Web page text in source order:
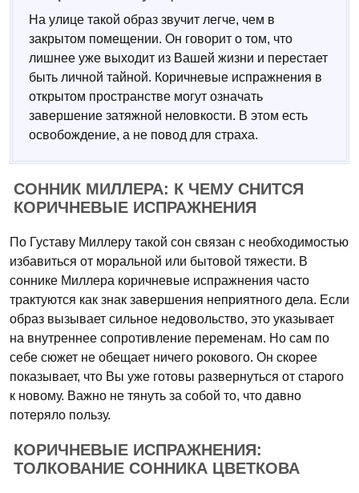
На улице такой образ звучит легче, чем в
закрытом помещении. Он говорит о том, что
лишнее уже выходит из Вашей жизни и перестает
быть личной тайной. Коричневые испражнения в
открытом пространстве могут означать
завершение затяжной неловкости. В этом есть
освобождение, а не повод для страха.
СОННИК МИЛЛЕРА: К ЧЕМУ СНИТСЯ
КОРИЧНЕВЫЕ ИСПРАЖНЕНИЯ
По Густаву Миллеру такой сон связан с необходимостью
избавиться от моральной или бытовой тяжести. В
соннике Миллера коричневые испражнения часто
трактуются как знак завершения неприятного дела. Если
образ вызывает сильное недовольство, это указывает
на внутреннее сопротивление переменам. Но сам по
себе сюжет не обещает ничего рокового. Он скорее
показывает, что Вы уже готовы развернуться от старого
к новому. Важно не тянуть за собой то, что давно
потеряло пользу.
КОРИЧНЕВЫЕ ИСПРАЖНЕНИЯ:
ТОЛКОВАНИЕ СОННИКА ЦВЕТКОВА